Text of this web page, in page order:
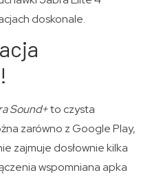
doskonale.
Sound+to czysta
zarówno z Google Play,
zajmuje dosłownie kilka
wspomniana apka